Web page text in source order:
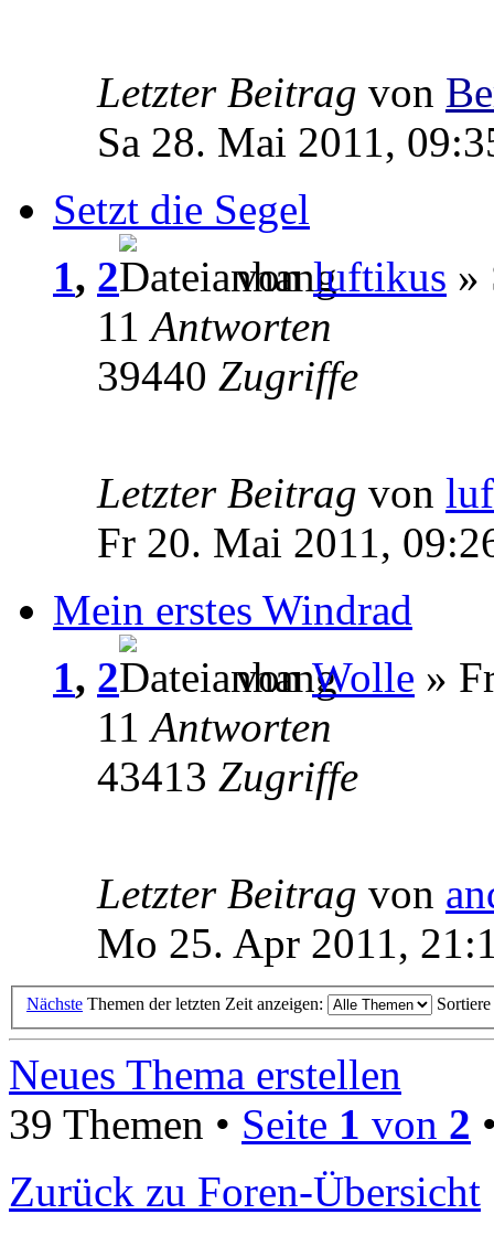
Letzter Beitrag von
Sa 28. Mai 2011,
Setzt die Segel
1, 2 vonluftikus »
11Antworten
39440 Zugriffe
Letzter Beitrag von
Fr 20. Mai 2011,
Mein erstes Windrad
1, 2 vonWolle »
11Antworten
43413 Zugriffe
Letzter Beitrag von
Mo 25. Apr 2011,
Nächste Themen der letzten Zeit anzeigen:
Neues Thema erstellen
39 Themen • Seite 1 von 2
Zurück zu Foren-Übersicht